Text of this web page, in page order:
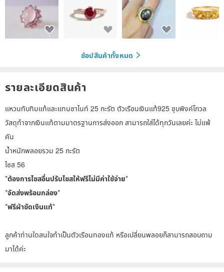
ช้อปสินค้าทั้งหมด
รายละเอียดสินค้า
แหวนทับทิมแท้และแทนซาไนท์ 25 กะรัต ตัวเรือนเงินแท้925 ชุบพิงค์โกวล
วัสดุทำจากเงินแท้ตามมาตรฐานการส่งออก สามารถใส่ได้ทุกวันเลยค่ะ ไม่แพ้
คัน
น้ำหนักพลอยรวม 25 กะรัต
ไซส 56
*ต้องการไซสอื่นปรับไซสให้ฟรีไม่มีค่าใช้จ่าย*
*จัดส่งพร้อมกล่อง*
*ฟรีผ้าขัดเงินแท้*
ลูกค้าท่านใดสนใจทำเป็นตัวเรือนทองแท้ หรือเปลี่ยนพลอยก็สามารถสอบถาม
มาได้ค่ะ